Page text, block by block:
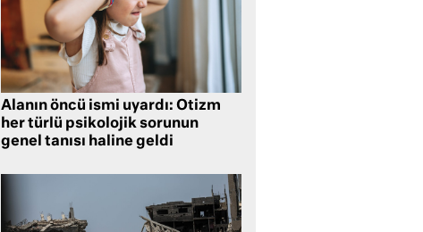
Alanın öncü ismi uyardı: Otizm
her türlü psikolojik sorunun
genel tanısı haline geldi